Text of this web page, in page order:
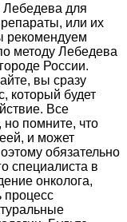
Лебедева для
или их
рекомендуем
методу Лебедева
России.
вы сразу
который будет
Все
но помните, что
и может
обязательно
специалиста в
онколога,
процесс